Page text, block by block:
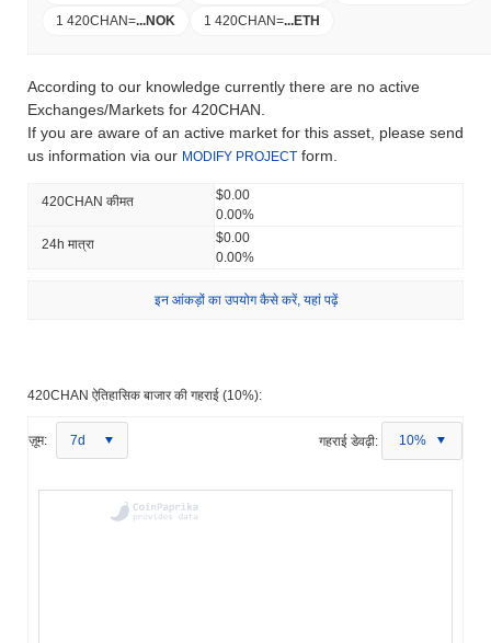
1 420CHAN=...NOK 1 420CHAN=...ETH
According to our knowledge currently there are no active
Exchanges/Markets for 420CHAN.
If you are aware of an active market for this asset, please send
us information via our MODIFY PROJECT form.
420CHAN कीमत
$0.00
0.00%
24h मात्रा
$0.00
0.00%
इन आंकड़ों का उपयोग कैसे करें, यहां पढ़ें
420CHAN ऐतिहासिक बाजार की गहराई (10%):
ज़ूम: 7d गहराई डेवढ़ी: 10%